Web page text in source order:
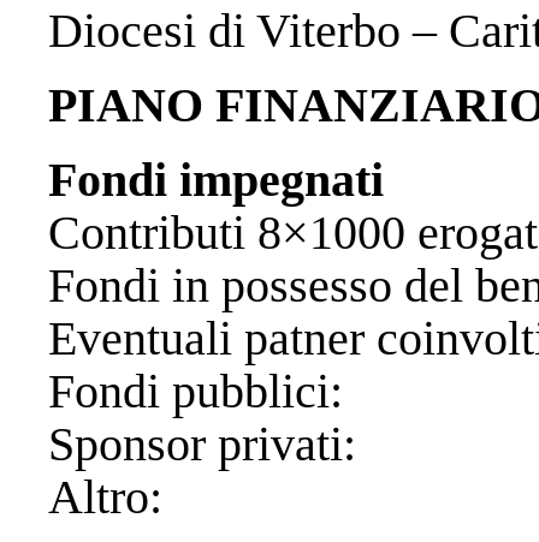
Diocesi di Viterbo –
PIANO
Fondi impegnati
Contributi 8×1000
Fondi in possesso
Eventuali
Fondi
Sponsor
Altro: €